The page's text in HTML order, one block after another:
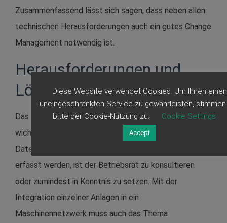
Zusammenfassend lässt sich sagen, dass neben allen
technischen Herausforderungen auch ein gutes Change
Management notwendig ist.
Herausforderungen und
Lösungen
Das Thema Datenschutz ist bei einer MDE eine
wichtige Herausforderung. Sollen personenbezogene
Daten, wie z.B. eingeloggte Mitarbeiter an der Anlage
erfasst werden, ist der Betriebsrat zu konsultieren
oder zumindest in Kenntnis zu setzen. Mit der
Integration einzelner Anlagen in ein
Maschinennetzwerk muss auch das Thema
Diese Website verwendet Cookies. Um Ihnen einen
uneingeschränkten Service zu gewährleisten,
bitte der Cookie-Nutzung zu.
Cookie Settings
Accept